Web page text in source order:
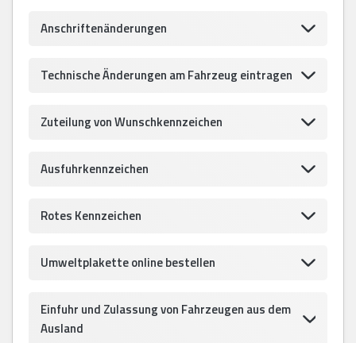
Anschriftenänderungen
Technische Änderungen am Fahrzeug eintragen
Zuteilung von Wunschkennzeichen
Ausfuhrkennzeichen
Rotes Kennzeichen
Umweltplakette online bestellen
Einfuhr und Zulassung von Fahrzeugen aus dem
Ausland